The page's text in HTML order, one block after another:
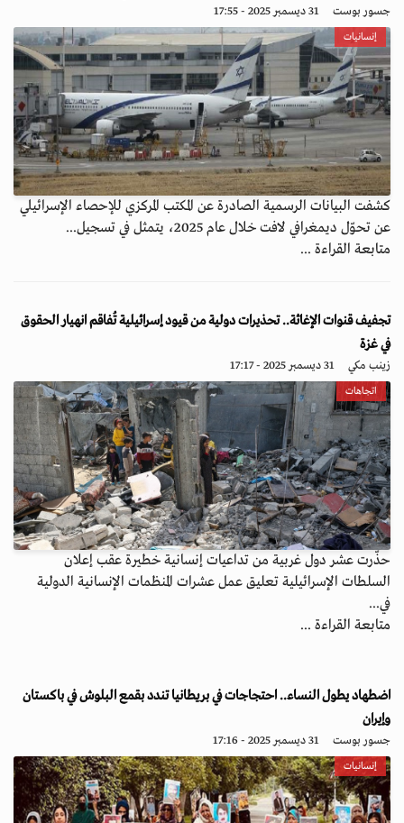
جسور بوست 31 ديسمبر 2025 - 17:55
إنسانيات
كشفت البيانات الرسمية الصادرة عن المكتب المركزي للإحصاء الإسرائيلي
عن تحوّل ديمغرافي لافت خلال عام 2025، يتمثل في تسجيل...
متابعة القراءة ...
تجفيف قنوات الإغاثة.. تحذيرات دولية من قيود إسرائيلية تُفاقم انهيار الحقوق
في غزة
زينب مكي 31 ديسمبر 2025 - 17:17
اتجاهات
حذّرت عشر دول غربية من تداعيات إنسانية خطيرة عقب إعلان
السلطات الإسرائيلية تعليق عمل عشرات المنظمات الإنسانية الدولية
في...
متابعة القراءة ...
اضطهاد يطول النساء.. احتجاجات في بريطانيا تندد بقمع البلوش في باكستان
وإيران
جسور بوست 31 ديسمبر 2025 - 17:16
إنسانيات